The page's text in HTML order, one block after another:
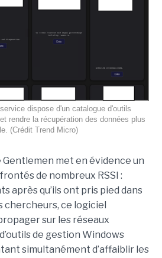
dispose d'un catalogue d'outils
rendre la récupération des données plus
(Crédit Trend Micro)
Gentlemen met en évidence un
de nombreux RSSI :
après qu’ils ont pris pied dans
chercheurs, ce logiciel
sur les réseaux
de gestion Windows
simultanément d’affaiblir les